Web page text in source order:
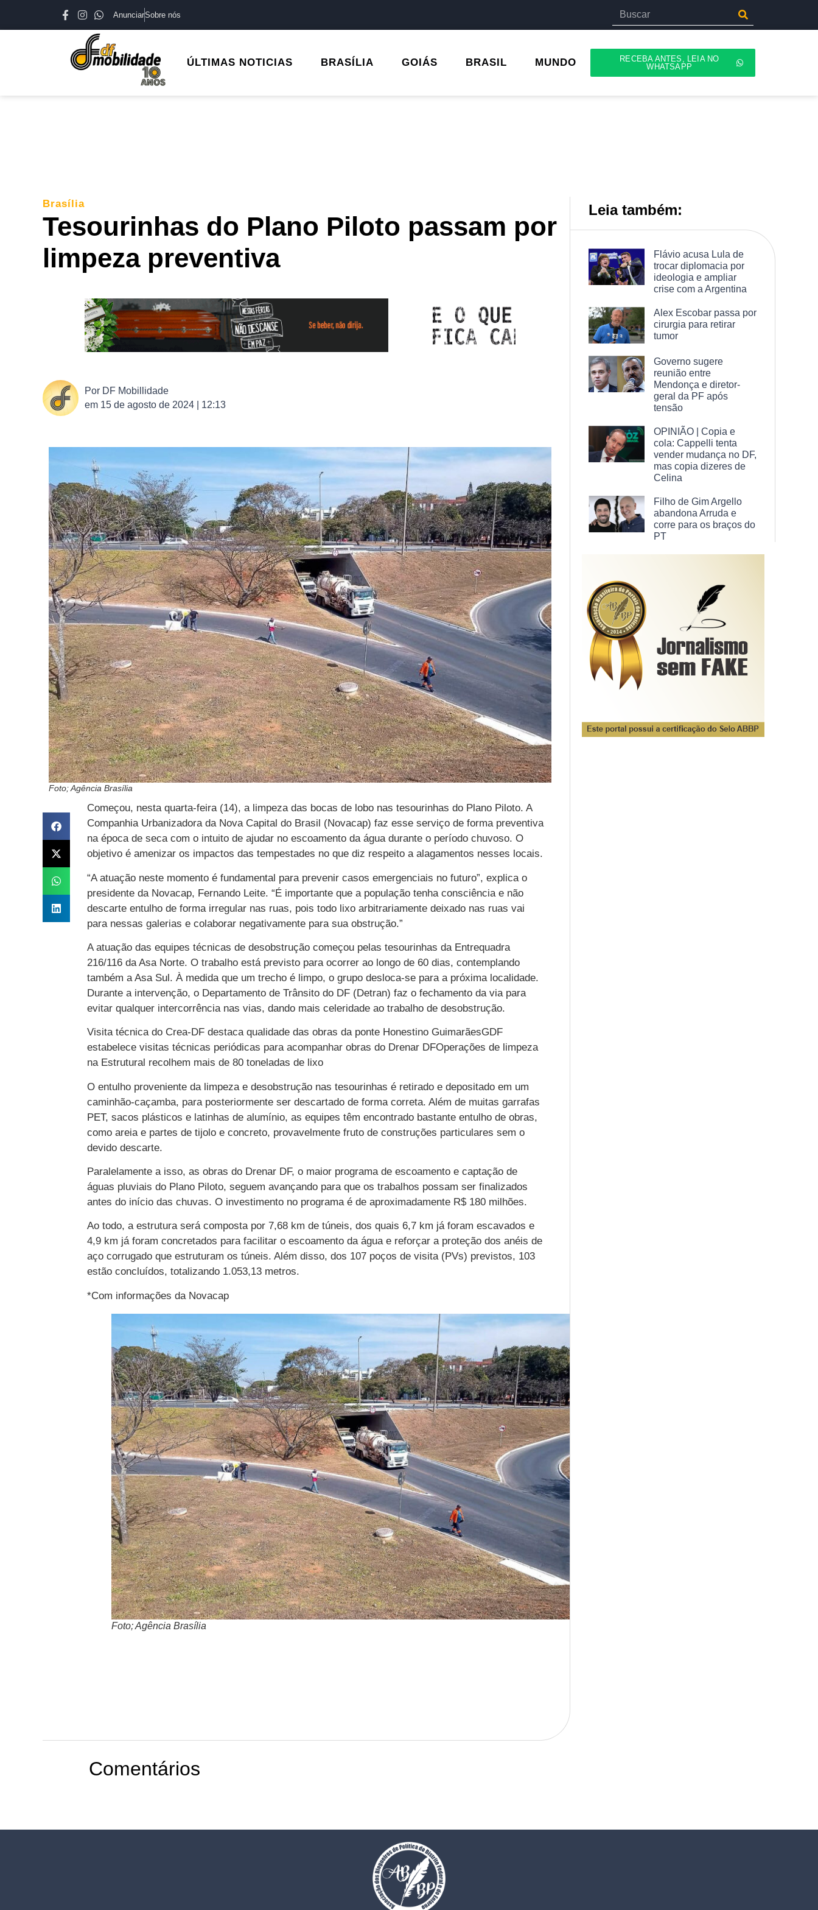
AnunciarSobre nós
ÚLTIMAS NOTICIAS BRASÍLIA GOIÁS BRASIL MUNDO
RECEBA ANTES, LEIA NO
WHATSAPP
Brasília
Tesourinhas do Plano Piloto passam por
limpeza preventiva
Por DF Mobillidade
em 15 de agosto de 2024 | 12:13
Foto; Agência Brasília
Começou, nesta quarta-feira (14), a limpeza das bocas de lobo nas tesourinhas do Plano Piloto. A
Companhia Urbanizadora da Nova Capital do Brasil (Novacap) faz esse serviço de forma preventiva
na época de seca com o intuito de ajudar no escoamento da água durante o período chuvoso. O
objetivo é amenizar os impactos das tempestades no que diz respeito a alagamentos nesses locais.
“A atuação neste momento é fundamental para prevenir casos emergenciais no futuro”, explica o
presidente da Novacap, Fernando Leite. “É importante que a população tenha consciência e não
descarte entulho de forma irregular nas ruas, pois todo lixo arbitrariamente deixado nas ruas vai
para nessas galerias e colaborar negativamente para sua obstrução.”
A atuação das equipes técnicas de desobstrução começou pelas tesourinhas da Entrequadra
216/116 da Asa Norte. O trabalho está previsto para ocorrer ao longo de 60 dias, contemplando
também a Asa Sul. À medida que um trecho é limpo, o grupo desloca-se para a próxima localidade.
Durante a intervenção, o Departamento de Trânsito do DF (Detran) faz o fechamento da via para
evitar qualquer intercorrência nas vias, dando mais celeridade ao trabalho de desobstrução.
Visita técnica do Crea-DF destaca qualidade das obras da ponte Honestino GuimarãesGDF
estabelece visitas técnicas periódicas para acompanhar obras do Drenar DFOperações de limpeza
na Estrutural recolhem mais de 80 toneladas de lixo
O entulho proveniente da limpeza e desobstrução nas tesourinhas é retirado e depositado em um
caminhão-caçamba, para posteriormente ser descartado de forma correta. Além de muitas garrafas
PET, sacos plásticos e latinhas de alumínio, as equipes têm encontrado bastante entulho de obras,
como areia e partes de tijolo e concreto, provavelmente fruto de construções particulares sem o
devido descarte.
Paralelamente a isso, as obras do Drenar DF, o maior programa de escoamento e captação de
águas pluviais do Plano Piloto, seguem avançando para que os trabalhos possam ser finalizados
antes do início das chuvas. O investimento no programa é de aproximadamente R$ 180 milhões.
Ao todo, a estrutura será composta por 7,68 km de túneis, dos quais 6,7 km já foram escavados e
4,9 km já foram concretados para facilitar o escoamento da água e reforçar a proteção dos anéis de
aço corrugado que estruturam os túneis. Além disso, dos 107 poços de visita (PVs) previstos, 103
estão concluídos, totalizando 1.053,13 metros.
*Com informações da Novacap
Foto; Agência Brasília
Leia também:
Flávio acusa Lula de
trocar diplomacia por
ideologia e ampliar
crise com a Argentina
Alex Escobar passa por
cirurgia para retirar
tumor
Governo sugere
reunião entre
Mendonça e diretor-
geral da PF após
tensão
OPINIÃO | Copia e
cola: Cappelli tenta
vender mudança no DF,
mas copia dizeres de
Celina
Filho de Gim Argello
abandona Arruda e
corre para os braços do
PT
Comentários